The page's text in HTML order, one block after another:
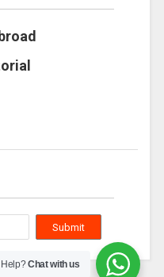
Help?Chat with us